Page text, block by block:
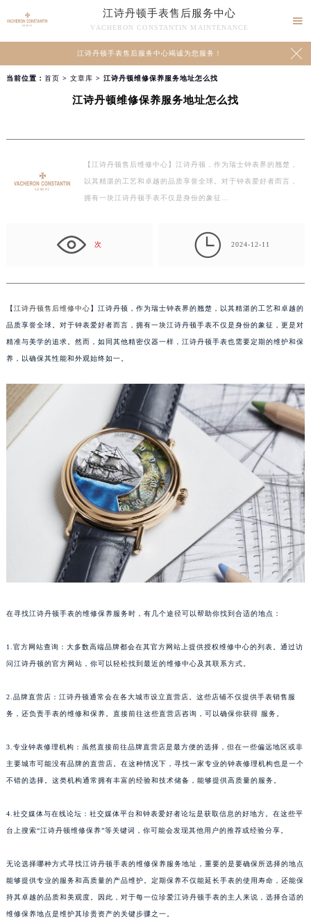
江诗丹顿手表售后服务中心
VACHERON CONSTANTIN MAINTENANCE

江诗丹顿手表售后服务中心竭诚为您服务！ 
当前位置： 首页 > 文章库 > 江诗丹顿维修保养服务地址怎么找
江诗丹顿维修保养服务地址怎么找
【江诗丹顿售后维修中心】江诗丹顿，作为瑞士钟表界的翘楚，
以其精湛的工艺和卓越的品质享誉全球。对于钟表爱好者而言，
拥有一块江诗丹顿手表不仅是身份的象征…
次  2024-12-11
【江诗丹顿售后维修中心】江诗丹顿，作为瑞士钟表界的翘楚，以其精湛的工艺和卓越的
品质享誉全球。对于钟表爱好者而言，拥有一块江诗丹顿手表不仅是身份的象征，更是对
精准与美学的追求。然而，如同其他精密仪器一样，江诗丹顿手表也需要定期的维护和保
养，以确保其性能和外观始终如一。
在寻找江诗丹顿手表的维修保养服务时，有几个途径可以帮助你找到合适的地点：
1.官方网站查询：大多数高端品牌都会在其官方网站上提供授权维修中心的列表。通过访
问江诗丹顿的官方网站，你可以轻松找到最近的维修中心及其联系方式。
2.品牌直营店：江诗丹顿通常会在各大城市设立直营店。这些店铺不仅提供手表销售服
务，还负责手表的维修和保养。直接前往这些直营店咨询，可以确保你获得 服务。
3.专业钟表修理机构：虽然直接前往品牌直营店是最方便的选择，但在一些偏远地区或非
主要城市可能没有品牌的直营店。在这种情况下，寻找一家专业的钟表修理机构也是一个
不错的选择。这类机构通常拥有丰富的经验和技术储备，能够提供高质量的服务。
4.社交媒体与在线论坛：社交媒体平台和钟表爱好者论坛是获取信息的好地方。在这些平
台上搜索“江诗丹顿维修保养”等关键词，你可能会发现其他用户的推荐或经验分享。
无论选择哪种方式寻找江诗丹顿手表的维修保养服务地址，重要的是要确保所选择的地点
能够提供专业的服务和高质量的产品维护。定期保养不仅能延长手表的使用寿命，还能保
持其卓越的品质和美观度。因此，对于每一位珍爱江诗丹顿手表的主人来说，选择合适的
维修保养地点是维护其珍贵资产的关键步骤之一。